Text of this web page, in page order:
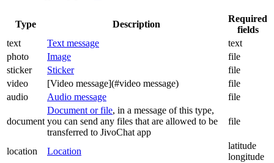
Type Description
Required
fields
text
Text message
text
photo
Image
file
sticker
Sticker
file
video
[Video message](#video message)
file
audio
Audio message file
document
Document or file, in a message of this type,
you can send any files that are allowed to be
transferred to JivoChat app
file
location Location
latitude
longitude